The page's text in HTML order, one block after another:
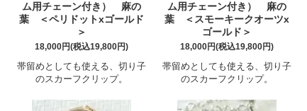
ム用チェーン付き） 麻の
葉 ＜ペリドットxゴールド
＞
18,000円(税込19,800円)
帯留めとしても使える、切り子
のスカーフクリップ。
ム用チェーン付き） 麻の
葉 ＜スモーキークオーツx
ゴールド＞
18,000円(税込19,800円)
帯留めとしても使える、切り子
のスカーフクリップ。